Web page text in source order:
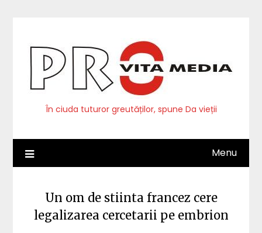
În ciuda tuturor greutăților, spune Da vieții
Menu
Un om de stiinta francez cere
legalizarea cercetarii pe embrion